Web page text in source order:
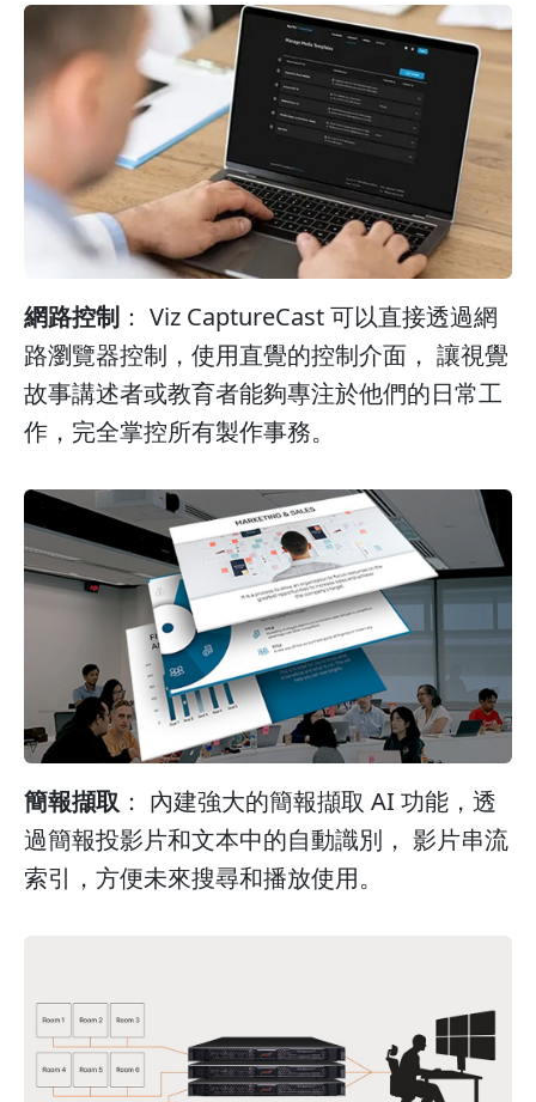
網路控制 ： Viz CaptureCast 可以直接透過網
路瀏覽器控制，使用直覺的控制介面， 讓視覺
故事講述者或教育者能夠專注於他們的日常工
作，完全掌控所有製作事務。
簡報擷取 ： 內建強大的簡報擷取 AI 功能，透
過簡報投影片和文本中的自動識別， 影片串流
索引，方便未來搜尋​​和播放使用。